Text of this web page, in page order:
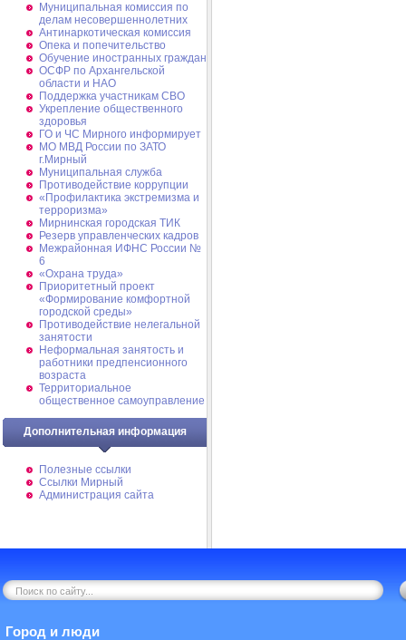
Муниципальная комиссия по
делам несовершеннолетних
Антинаркотическая комиссия
Опека и попечительство
Обучение иностранных граждан
ОСФР по Архангельской
области и НАО
Поддержка участникам СВО
Укрепление общественного
здоровья
ГО и ЧС Мирного информирует
МО МВД России по ЗАТО
г.Мирный
Муниципальная cлужба
Противодействие коррупции
«Профилактика экстремизма и
терроризма»
Мирнинская городская ТИК
Резерв управленческих кадров
Межрайонная ИФНС России №
6
«Охрана труда»
Приоритетный проект
«Формирование комфортной
городской среды»
Противодействие нелегальной
занятости
Неформальная занятость и
работники предпенсионного
возраста
Территориальное
общественное самоуправление
Дополнительная информация
Полезные ссылки
Ссылки Мирный
Администрация сайта
Город и люди